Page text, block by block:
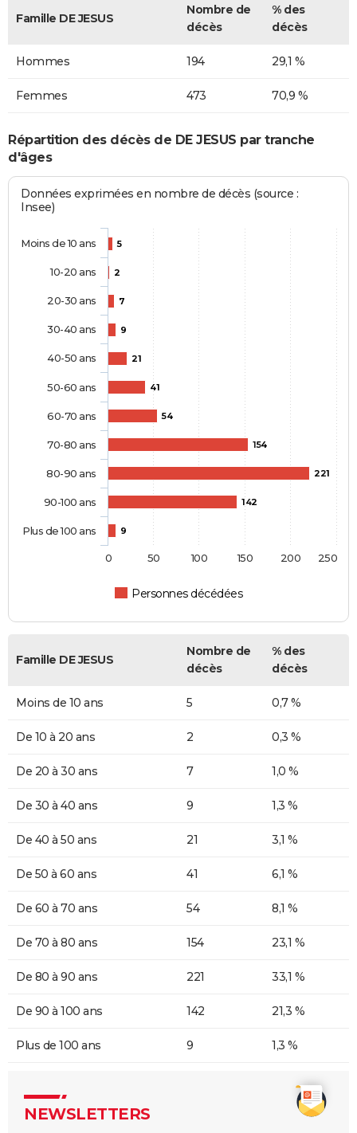
Famille DE JESUS
Nombre de
décès
% des
décès
Hommes 194 29,1 %
Femmes 473 70,9 %
Répartition des décès de DE JESUS par tranche
d'âges
Données exprimées en nombre de décès (source :
Insee)
5
2
7
9
21
41
54
154
221
142
9
Personnes décédées
Moins de 10 ans
10-20 ans
20-30 ans
30-40 ans
40-50 ans
50-60 ans
60-70 ans
70-80 ans
80-90 ans
90-100 ans
Plus de 100 ans
0 50 100 150 200 250
Famille DE JESUS
Nombre de
décès
% des
décès
Moins de 10 ans 5 0,7 %
De 10 à 20 ans 2 0,3 %
De 20 à 30 ans 7 1,0 %
De 30 à 40 ans 9 1,3 %
De 40 à 50 ans 21 3,1 %
De 50 à 60 ans 41 6,1 %
De 60 à 70 ans 54 8,1 %
De 70 à 80 ans 154 23,1 %
De 80 à 90 ans 221 33,1 %
De 90 à 100 ans 142 21,3 %
Plus de 100 ans 9 1,3 %
NEWSLETTERS